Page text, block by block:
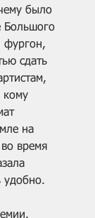
было
Большого
фургон,
сдать
кому
на
во время
удобно.